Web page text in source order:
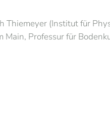
Thiemeyer (Institut für
Professur für